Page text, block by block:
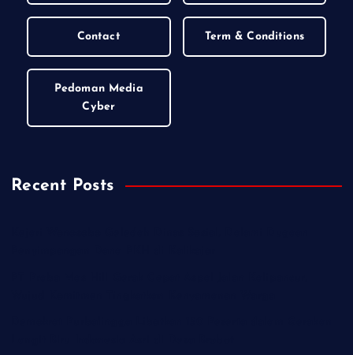
Contact Term & Conditions
Pedoman Media
Cyber
Recent Posts